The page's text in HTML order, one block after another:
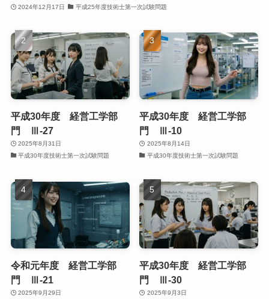
2024年12月17日 平成25年度技術士第一次試験問題
平成30年度 経営工学部
門 Ⅲ-27
2025年8月31日
平成30年度技術士第一次試験問題
平成30年度 経営工学部
門 Ⅲ-10
2025年8月14日
平成30年度技術士第一次試験問題
令和元年度 経営工学部
門 Ⅲ-21
2025年9月29日
平成30年度 経営工学部
門 Ⅲ-30
2025年9月3日